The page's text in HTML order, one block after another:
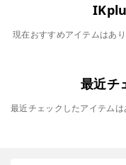
現在おすすめアイテムはあり
最近チ
最近チェックしたアイテムは